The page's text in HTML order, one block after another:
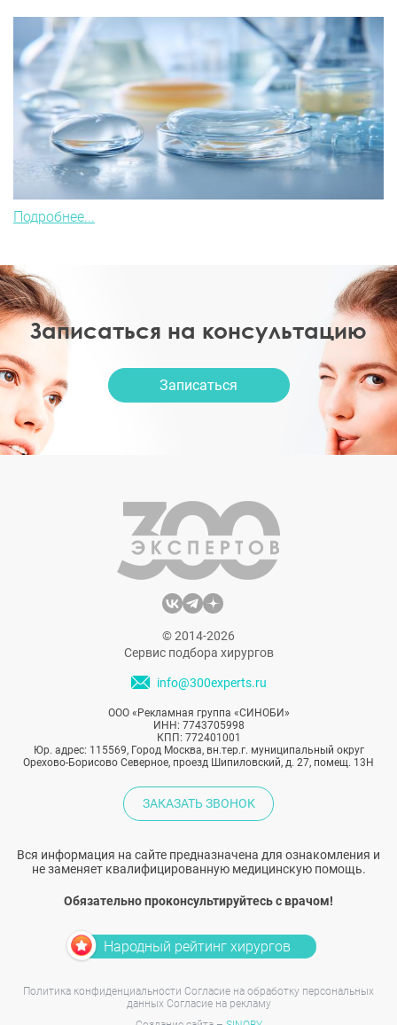
Подробнее...
Записаться на консультацию
Записаться
© 2014-2026
Сервис подбора хирургов
info@300experts.ru
ООО «Рекламная группа «СИНОБИ»
ИНН: 7743705998
КПП: 772401001
Юр. адрес: 115569, Город Москва, вн.тер.г. муниципальный округ
Орехово-Борисово Северное, проезд Шипиловский, д. 27, помещ. 13Н
ЗАКАЗАТЬ ЗВОНОК
Вся информация на сайте предназначена для ознакомления и
не заменяет квалифицированную медицинскую помощь.
Обязательно проконсультируйтесь с врачом!
Народный рейтинг хирургов
Политика конфиденциальности Согласие на обработку персональных
данных Согласие на рекламу